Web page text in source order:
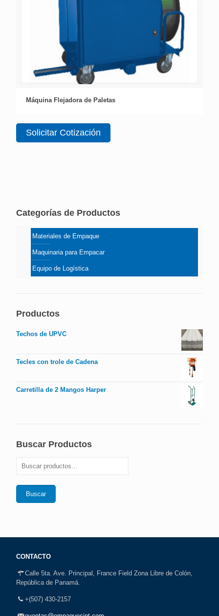
Máquina Flejadora de Paletas
Solicitar Cotización
Categorías de Productos
Materiales de Empaque
Maquinaria para Empacar
Equipo de Logística
Productos
Techos de UPVC
Tecles con trole de Cadena
Carretilla de 2 Mangos Harper
Buscar Productos
Buscar
CONTACTO
Calle 5ta. Ave. Principal, France Field Zona Libre de Colón,
República de Panamá.
+(507) 430-2157